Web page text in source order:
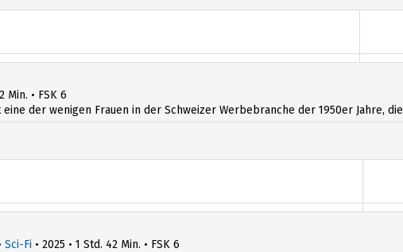
Min. • FSK 6
eine der wenigen Frauen in der Schweizer Werbebranche der 1950er Jahre,
Sci-Fi • 2025 • 1 Std. 42 Min. • FSK 6